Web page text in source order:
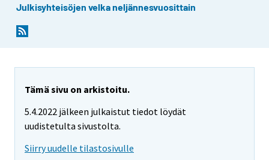
Julkisyhteisöjen velka neljännesvuosittain
Tämä sivu on arkistoitu.
5.4.2022 jälkeen julkaistut tiedot löydät
uudistetulta sivustolta.
Siirry uudelle tilastosivulle